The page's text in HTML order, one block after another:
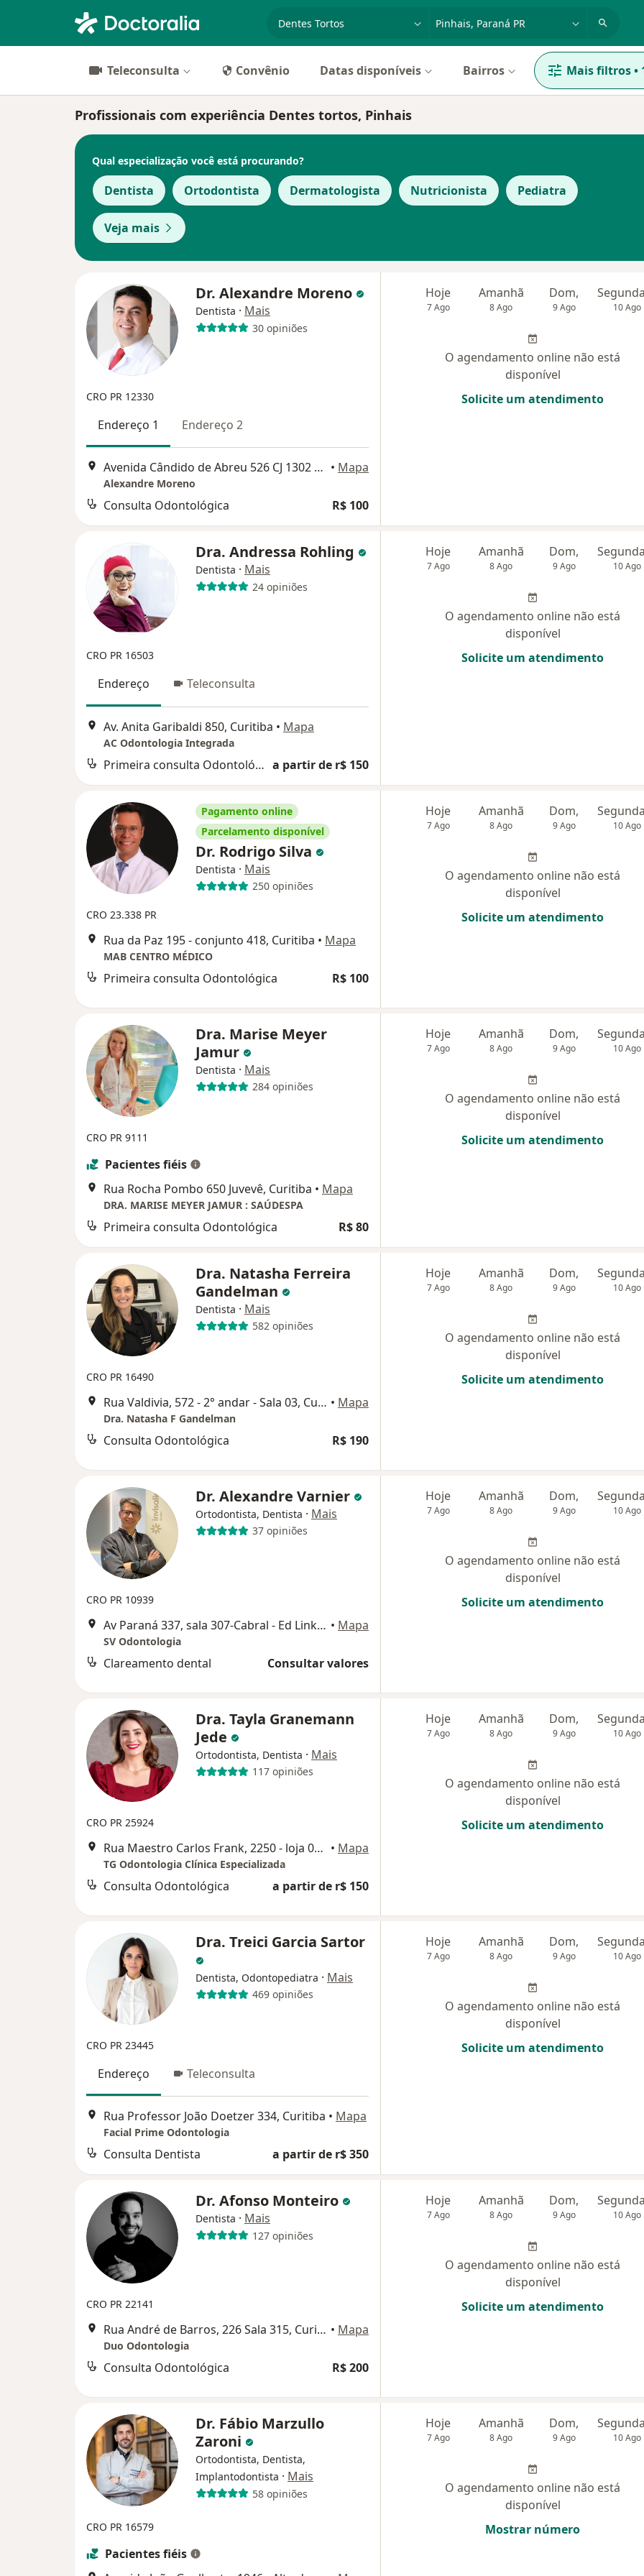
cidade ou região
Teleconsulta Convênio Datas disponíveis Bairros Mais filtros•
Profissionais com experiência Dentes tortos, Pinhais
Qual especialização você está procurando?
Dentista Ortodontista Dermatologista Nutricionista Pediatra
Veja mais
Dr. Alexandre Moreno
Dentista · Mais
30 opiniões
CRO PR 12330
Endereço 1 Endereço 2
Avenida Cândido de Abreu 526 CJ 1302 A - Centro Cívico, Curitiba, Curitiba • Mapa
Alexandre Moreno
Consulta Odontológica R$ 100
Hoje
7 Ago
Amanhã
8 Ago
Dom,
9 Ago 10 Ago
O agendamento online não está
disponível
Solicite um atendimento
Dra. Andressa Rohling
Dentista · Mais
24 opiniões
CRO PR 16503
Endereço Teleconsulta
Av. Anita Garibaldi 850, Curitiba • Mapa
AC Odontologia Integrada
Primeira consulta Odontológica a partir de r$ 150
Hoje
7 Ago
Amanhã
8 Ago
Dom,
9 Ago 10 Ago
O agendamento online não está
disponível
Solicite um atendimento
Pagamento online
Parcelamento disponível
Dr. Rodrigo Silva
Dentista · Mais
250 opiniões
CRO 23.338 PR
Rua da Paz 195 - conjunto 418, Curitiba • Mapa
MAB CENTRO MÉDICO
Primeira consulta Odontológica R$ 100
Hoje
7 Ago
Amanhã
8 Ago
Dom,
9 Ago 10 Ago
O agendamento online não está
disponível
Solicite um atendimento
Dra. Marise Meyer
Jamur
Dentista · Mais
284 opiniões
CRO PR 9111
Pacientes fiéis
Rua Rocha Pombo 650 Juvevê, Curitiba • Mapa
DRA. MARISE MEYER JAMUR : SAÚDESPA
Primeira consulta Odontológica R$ 80
Hoje
7 Ago
Amanhã
8 Ago
Dom,
9 Ago 10 Ago
O agendamento online não está
disponível
Solicite um atendimento
Dra. Natasha Ferreira
Gandelman
Dentista · Mais
582 opiniões
CRO PR 16490
Rua Valdivia, 572 - 2° andar - Sala 03, Curitiba • Mapa
Dra. Natasha F Gandelman
Consulta Odontológica R$ 190
Hoje
7 Ago
Amanhã
8 Ago
Dom,
9 Ago 10 Ago
O agendamento online não está
disponível
Solicite um atendimento
Dr. Alexandre Varnier
Ortodontista, Dentista · Mais
37 opiniões
CRO PR 10939
Av Paraná 337, sala 307-Cabral - Ed Link-e, Curitiba • Mapa
SV Odontologia
Clareamento dental Consultar valores
Hoje
7 Ago
Amanhã
8 Ago
Dom,
9 Ago 10 Ago
O agendamento online não está
disponível
Solicite um atendimento
Dra. Tayla Granemann
Jede
Ortodontista, Dentista · Mais
117 opiniões
CRO PR 25924
Rua Maestro Carlos Frank, 2250 - loja 07, Curitiba • Mapa
TG Odontologia Clínica Especializada
Consulta Odontológica a partir de r$ 150
Hoje
7 Ago
Amanhã
8 Ago
Dom,
9 Ago 10 Ago
O agendamento online não está
disponível
Solicite um atendimento
Dra. Treici Garcia Sartor
Dentista, Odontopediatra · Mais
469 opiniões
CRO PR 23445
Endereço Teleconsulta
Rua Professor João Doetzer 334, Curitiba • Mapa
Facial Prime Odontologia
Consulta Dentista a partir de r$ 350
Hoje
7 Ago
Amanhã
8 Ago
Dom,
9 Ago 10 Ago
O agendamento online não está
disponível
Solicite um atendimento
Dr. Afonso Monteiro
Dentista · Mais
127 opiniões
CRO PR 22141
Rua André de Barros, 226 Sala 315, Curitiba • Mapa
Duo Odontologia
Consulta Odontológica R$ 200
Hoje
7 Ago
Amanhã
8 Ago
Dom,
9 Ago 10 Ago
O agendamento online não está
disponível
Solicite um atendimento
Dr. Fábio Marzullo
Zaroni
Ortodontista, Dentista,
Implantodontista · Mais
58 opiniões
CRO PR 16579
Pacientes fiéis
Hoje
7 Ago
Amanhã
8 Ago
Dom,
9 Ago 10 Ago
O agendamento online não está
disponível
Mostrar número